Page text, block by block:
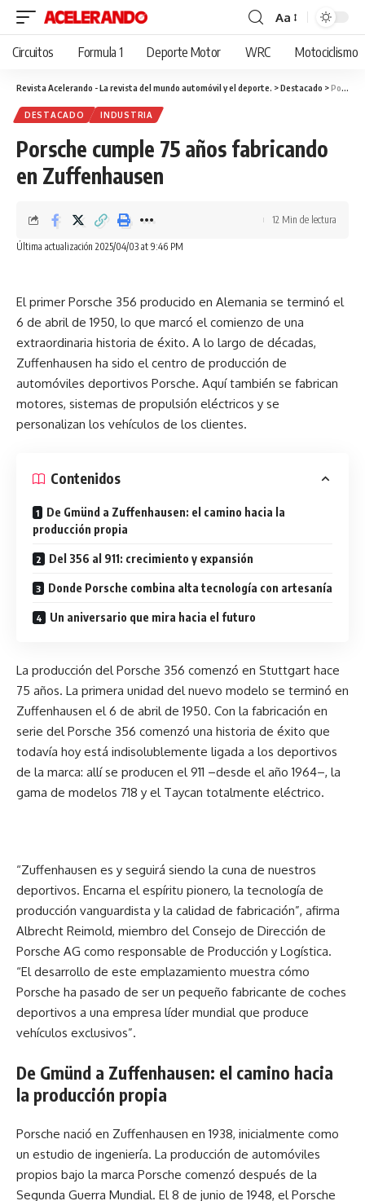
Cambiar
tamaño
fuente
Aa
Circuitos Formula 1 Deporte Motor WRC Motociclismo
Revista Acelerando - La revista del mundo automóvil y el deporte. >Destacado >Porsche cumple 75 años fabricando en Zuffenhausen
DESTACADO INDUSTRIA
Porsche cumple 75 años fabricando
en Zuffenhausen
Última actualización 2025/04/03 at 9:46 PM
12 Min de lectura
El primer Porsche 356 producido en Alemania se terminó el
6 de abril de 1950, lo que marcó el comienzo de una
extraordinaria historia de éxito. A lo largo de décadas,
Zuffenhausen ha sido el centro de producción de
automóviles deportivos Porsche. Aquí también se fabrican
motores, sistemas de propulsión eléctricos y se
personalizan los vehículos de los clientes.
Contenidos
De Gmünd a Zuffenhausen: el camino hacia la
producción propia
Del 356 al 911: crecimiento y expansión
Donde Porsche combina alta tecnología con artesanía
Un aniversario que mira hacia el futuro
La producción del Porsche 356 comenzó en Stuttgart hace
75 años. La primera unidad del nuevo modelo se terminó en
Zuffenhausen el 6 de abril de 1950. Con la fabricación en
serie del Porsche 356 comenzó una historia de éxito que
todavía hoy está indisolublemente ligada a los deportivos
de la marca: allí se producen el 911 –desde el año 1964–, la
gama de modelos 718 y el Taycan totalmente eléctrico.
“Zuffenhausen es y seguirá siendo la cuna de nuestros
deportivos. Encarna el espíritu pionero, la tecnología de
producción vanguardista y la calidad de fabricación”, afirma
Albrecht Reimold, miembro del Consejo de Dirección de
Porsche AG como responsable de Producción y Logística.
“El desarrollo de este emplazamiento muestra cómo
Porsche ha pasado de ser un pequeño fabricante de coches
deportivos a una empresa líder mundial que produce
vehículos exclusivos”.
De Gmünd a Zuffenhausen: el camino hacia
la producción propia
Porsche nació en Zuffenhausen en 1938, inicialmente como
un estudio de ingeniería. La producción de automóviles
propios bajo la marca Porsche comenzó después de la
Segunda Guerra Mundial. El 8 de junio de 1948, el Porsche